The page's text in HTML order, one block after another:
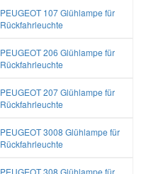
PEUGEOT 107 Glühlampe für
Rückfahrleuchte
PEUGEOT 206 Glühlampe für
Rückfahrleuchte
PEUGEOT 207 Glühlampe für
Rückfahrleuchte
PEUGEOT 3008 Glühlampe für
Rückfahrleuchte
PEUGEOT 308 Glühlampe für